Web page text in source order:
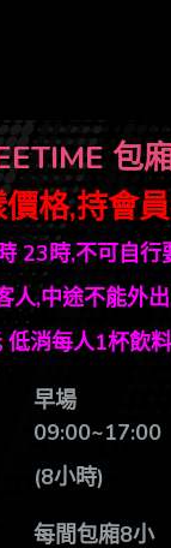
包
格,持會
23時,不可自行
人,中途不能外
消每人1杯飲
早場
09:00~17:00
(8小時)
每間包廂8小